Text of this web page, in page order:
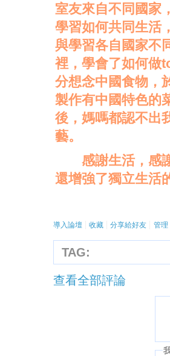
室友來自不同國家
學習如何共同生活
與學習各自國家不
裡，學會了如何做
分想念中國食物，
製作有中國特色的
後，媽嗎都認不出
藝。
感謝生活，感謝
還增強了獨立生活
導入論壇 收藏 分享給好友 管理
TAG:
查看全部評論